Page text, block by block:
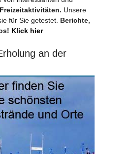
Freizeitaktivitäten. Unsere
für Sie getestet. Berichte,
Klick hier
an der